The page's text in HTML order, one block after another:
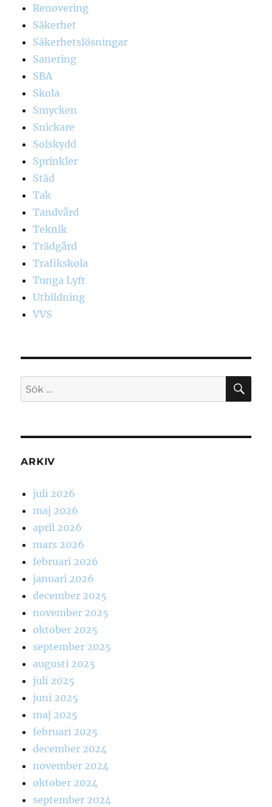
Renovering
Säkerhet
Säkerhetslösningar
Sanering
SBA
Skola
Smycken
Snickare
Solskydd
Sprinkler
Städ
Tak
Tandvård
Teknik
Trädgård
Trafikskola
Tunga Lyft
Utbildning
VVS
Sök
efter:
ARKIV
juli 2026
maj 2026
april 2026
mars 2026
februari 2026
januari 2026
december 2025
november 2025
oktober 2025
september 2025
augusti 2025
juli 2025
juni 2025
maj 2025
februari 2025
december 2024
november 2024
oktober 2024
september 2024